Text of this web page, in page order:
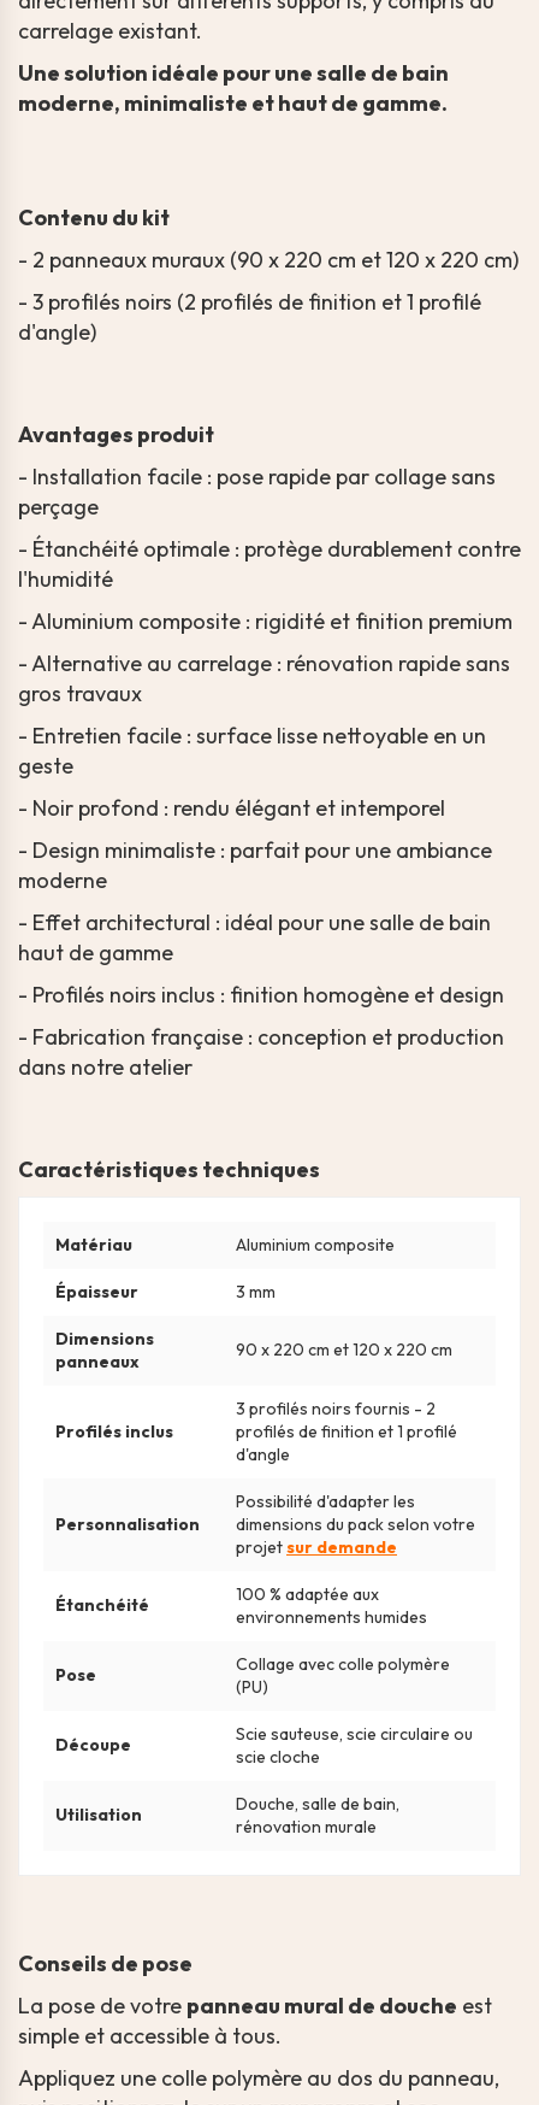
carrelage existant.
Une solution idéale pour une salle de bain
moderne, minimaliste et haut de gamme.
Contenu du kit
- 2 panneaux muraux (90 x 220 cm et 120 x 220 cm)
- 3 profilés noirs (2 profilés de finition et 1 profilé
d'angle)
Avantages produit
- Installation facile : pose rapide par collage sans
perçage
- Étanchéité optimale : protège durablement contre
l'humidité
- Aluminium composite : rigidité et finition premium
- Alternative au carrelage : rénovation rapide sans
gros travaux
- Entretien facile : surface lisse nettoyable en un
geste
- Noir profond : rendu élégant et intemporel
- Design minimaliste : parfait pour une ambiance
moderne
- Effet architectural : idéal pour une salle de bain
haut de gamme
- Profilés noirs inclus : finition homogène et design
- Fabrication française : conception et production
dans notre atelier
Caractéristiques techniques
Matériau Aluminium composite
Épaisseur 3 mm
Dimensions
panneaux
90 x 220 cm et 120 x 220 cm
Profilés inclus
3 profilés noirs fournis - 2
profilés de finition et 1 profilé
d'angle
Personnalisation
Possibilité d'adapter les
dimensions du pack selon votre
projetsur demande
Étanchéité
100 % adaptée aux
environnements humides
Pose
Collage avec colle polymère
(PU)
Découpe
Scie sauteuse, scie circulaire ou
scie cloche
Utilisation
Douche, salle de bain,
rénovation murale
Conseils de pose
La pose de votre panneau mural de douche est
simple et accessible à tous.
Appliquez une colle polymère au dos du panneau,